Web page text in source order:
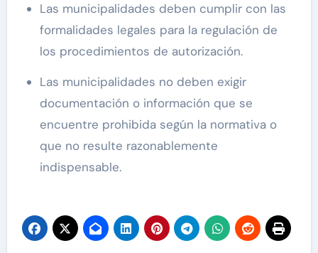
Las municipalidades deben cumplir con las
formalidades legales para la regulación de
los procedimientos de autorización.
Las municipalidades no deben exigir
documentación o información que se
encuentre prohibida según la normativa o
que no resulte razonablemente
indispensable.